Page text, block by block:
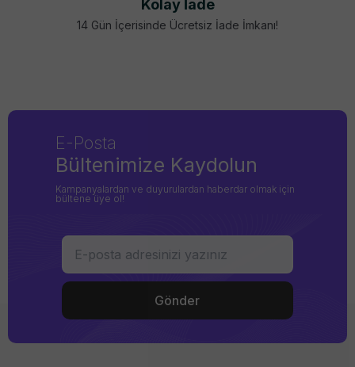
Kolay İade
14 Gün İçerisinde Ücretsiz İade İmkanı!
E-Posta
Bültenimize Kaydolun
Kampanyalardan ve duyurulardan haberdar olmak için
bültene üye ol!